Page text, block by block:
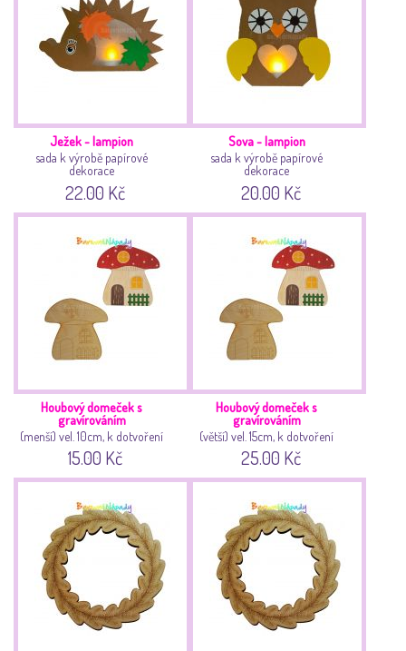
Ježek - lampion
sada k výrobě papírové
dekorace
22.00 Kč
Sova - lampion
sada k výrobě papírové
dekorace
20.00 Kč
Houbový domeček s
gravírováním
(menší) vel. 10cm, k dotvoření
15.00 Kč
Houbový domeček s
gravírováním
(větší) vel. 15cm, k dotvoření
25.00 Kč